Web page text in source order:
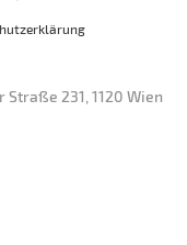
231, 1120 Wien